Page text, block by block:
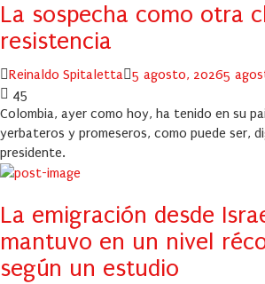
La sospecha como otra
resistencia
Author
Reinaldo Spitaletta Posted
5 agosto, 20265
45
Colombia, ayer como hoy, ha tenido en su
yerbateros y promeseros, como puede ser,
presidente.
La emigración desde
mantuvo en un nivel
según un estudio